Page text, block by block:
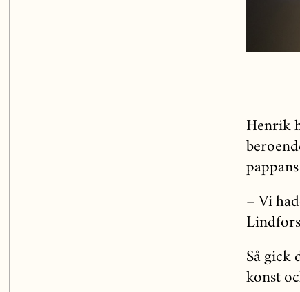
Henrik
– Vi
Så gick
konst